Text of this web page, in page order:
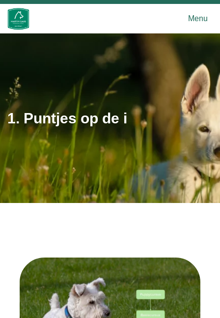
Menu
1. Puntjes op de i